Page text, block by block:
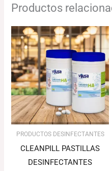
Productos
PRODUCTOS DESINFECTANTES
CLEANPILL PASTILLAS
DESINFECTANTES
El
precio
original
era:
104.77€.
El
precio
actual
es:
101.63€.